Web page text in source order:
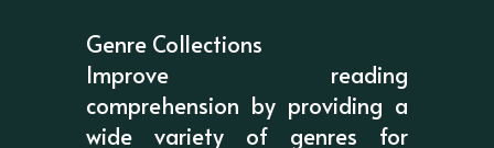
Genre Collections
Improve reading
comprehension by providing a
wide variety of genres for